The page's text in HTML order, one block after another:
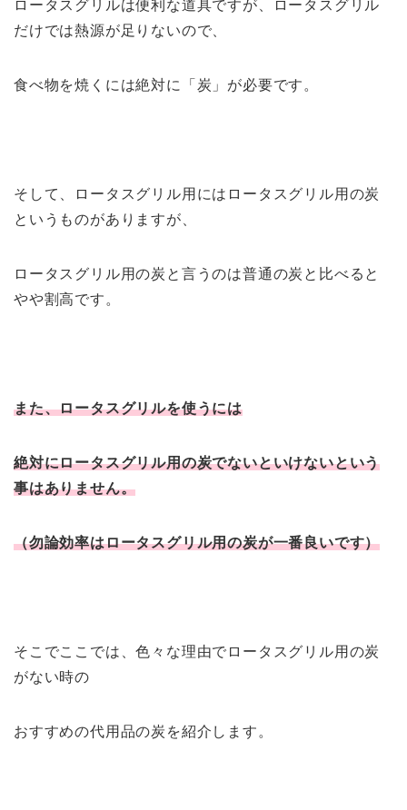
ロータスグリルは便利な道具ですが、ロータスグリル
だけでは熱源が足りないので、
食べ物を焼くには絶対に「炭」が必要です。
そして、ロータスグリル用にはロータスグリル用の炭
というものがありますが、
ロータスグリル用の炭と言うのは普通の炭と比べると
やや割高です。
また、ロータスグリルを使うには
絶対にロータスグリル用の炭でないといけないという
事はありません。
（勿論効率はロータスグリル用の炭が一番良いです）
そこでここでは、色々な理由でロータスグリル用の炭
がない時の
おすすめの代用品の炭を紹介します。